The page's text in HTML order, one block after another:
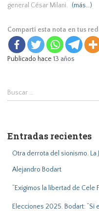
general César Milani.
(más…)
Compartí esta nota en tus
Publicado hace 13 años
B
r
Buscar …
Entradas recientes
Otra derrota del sionismo.
Alejandro Bodart
“Exigimos la libertad de Cele
Elecciones 2025. Bodart: